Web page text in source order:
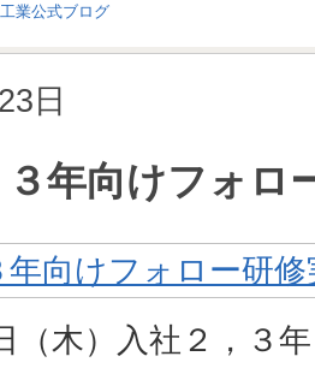
日
３年向けフォロ
（木）入社２，３